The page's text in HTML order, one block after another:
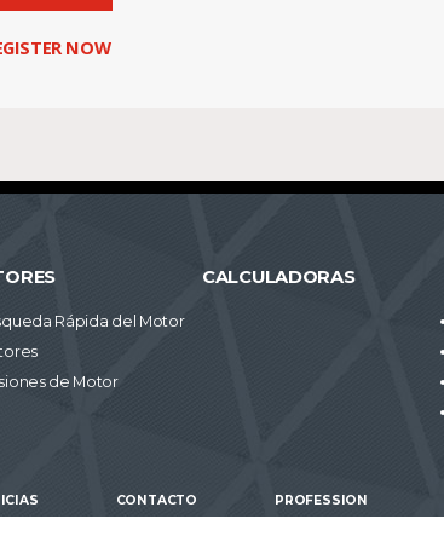
NOW
Rápida del Motor
de Motor
CALCULADORAS
CONTACTO PROFESSION